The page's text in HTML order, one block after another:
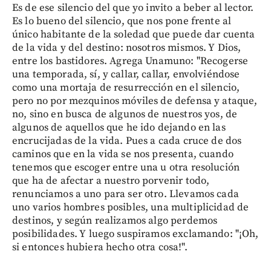
Es de ese silencio del que yo invito a beber al lector.
Es lo bueno del silencio, que nos pone frente al
único habitante de la soledad que puede dar cuenta
de la vida y del destino: nosotros mismos. Y Dios,
entre los bastidores. Agrega Unamuno: "Recogerse
una temporada, sí, y callar, callar, envolviéndose
como una mortaja de resurrección en el silencio,
pero no por mezquinos móviles de defensa y ataque,
no, sino en busca de algunos de nuestros yos, de
algunos de aquellos que he ido dejando en las
encrucijadas de la vida. Pues a cada cruce de dos
caminos que en la vida se nos presenta, cuando
tenemos que escoger entre una u otra resolución
que ha de afectar a nuestro porvenir todo,
renunciamos a uno para ser otro. Llevamos cada
uno varios hombres posibles, una multiplicidad de
destinos, y según realizamos algo perdemos
posibilidades. Y luego suspiramos exclamando: "¡Oh,
si entonces hubiera hecho otra cosa!".